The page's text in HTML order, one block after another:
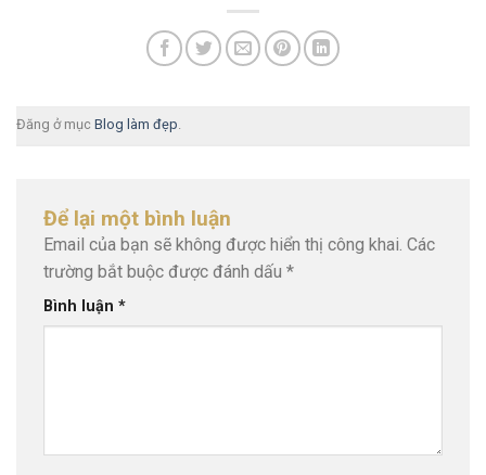
Đăng ở mục Blog làm đẹp.
Để lại một bình luận
Email của bạn sẽ không được hiển thị công khai. Các
trường bắt buộc được đánh dấu *
Bình luận *